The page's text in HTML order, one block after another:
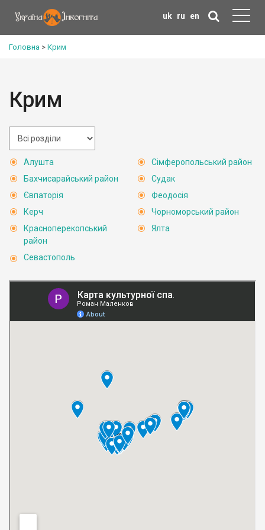
uk ru en
Головна > Крим
Крим
Алушта
Бахчисарайський район
Євпаторія
Керч
Красноперекопський
район
Севастополь
Сімферопольський район
Судак
Феодосія
Чорноморський район
Ялта